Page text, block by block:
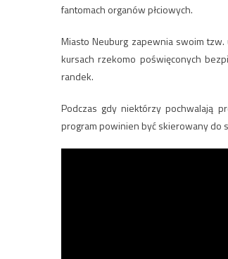
fantomach organów płciowych.
Miasto Neuburg zapewnia swoim tzw.
kursach rzekomo poświęconych
randek.
Podczas gdy niektórzy pochwalają
program powinien być skierowany do